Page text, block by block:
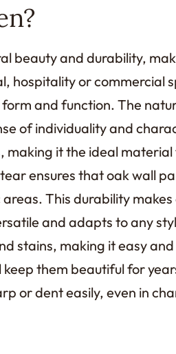
beauty and durability,
hospitality or commercial
and function. The
of individuality and
making it the ideal
ensures that oak wall
This durability
and adapts to any
stains, making it easy
them beautiful for
or dent easily, even in